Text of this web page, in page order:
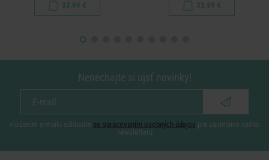
33,99 € 33,99 €
Nenechajte si ujsť novinky!
vložením e-mailu súhlasíte so spracovaním osobných údajov pre zasielanie nášho
newsletteru